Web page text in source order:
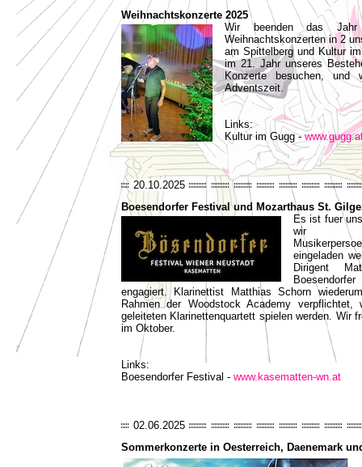
Weihnachtskonzerte 2025
Wir beenden das
Weihnachtskonzerten in 2
am Spittelberg und Kultur
im 21. Jahr unseres
Konzerte besuchen, und
Adventszeit.
Links:
Kultur im Gugg -
20.10.2025
Boesendorfer Festival und Mozarthaus St.
Es ist fuer
wir
eingeladen
Dirigent
engagiert. Klarinettist Matthias Schorn
Rahmen der Woodstock Academy
geleiteten Klarinettenquartett spielen werden. Wir
im Oktober.
Links:
Boesendorfer Festival - www.kasematten-wn.at
02.06.2025
Sommerkonzerte in Oesterreich, Daenemark